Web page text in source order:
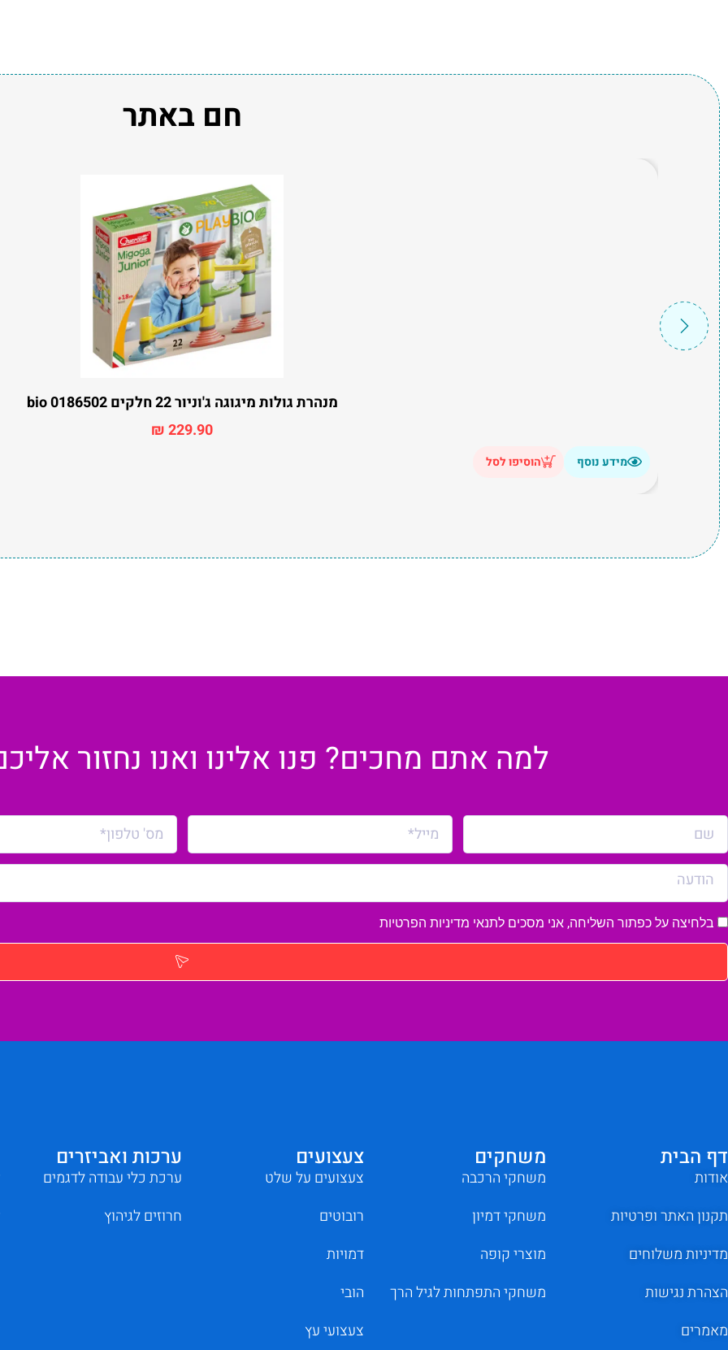
חם באתר
מנהרת גולות מיגוגה ג'וניור 22 חלקים bio 0186502
229.90
₪
מידע נוסף הוסיפו לסל
למה אתם מחכים? פנו אלינו ואנו נחזור
בלחיצה על כפתור השליחה, אני מסכים לתנאי מדיניות הפרטיות
דף הבית
אודות
תקנון האתר ופרטיות
מדיניות משלוחים
הצהרת נגישות
מאמרים
משחקים
משחקי הרכבה
משחקי דמיון
מוצרי קופה
משחקי התפתחות לגיל הרך
צעצועים
צעצועים על שלט
רובוטים
דמויות
הובי
צעצועי עץ
ערכות ואביזרים
ערכת כלי עבודה לדגמים
חרוזים לגיהוץ